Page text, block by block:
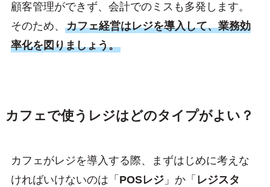
顧客管理ができず、会計でのミスも多発します。
そのため、 カフェ経営はレジを導入して、業務効
率化を図りましょう。
カフェで使うレジはどのタイプがよい？
カフェがレジを導入する際、まずはじめに考えな
ければいけないのは「 POSレジ」か「 レジスタ